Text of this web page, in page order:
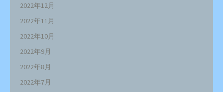
2022年12月
2022年11月
2022年10月
2022年9月
2022年8月
2022年7月